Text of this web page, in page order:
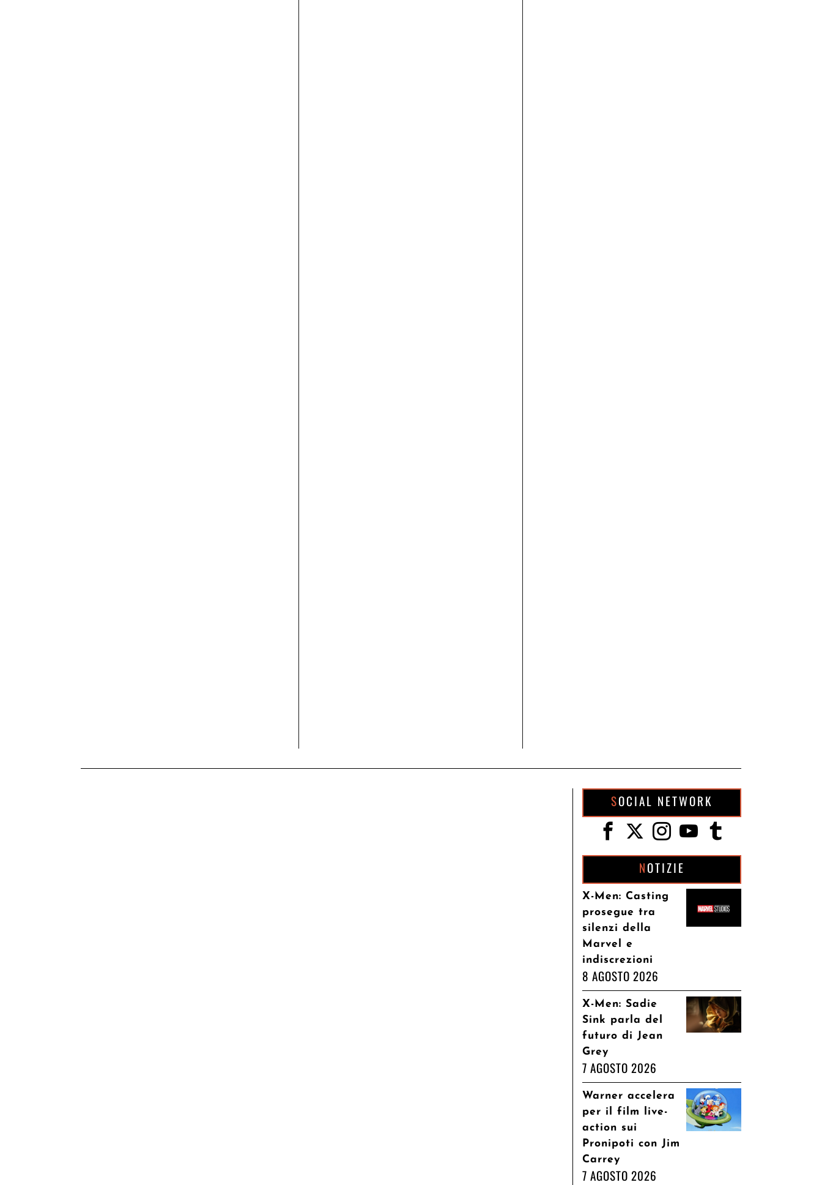
SOCIAL NETWORK
NOTIZIE
X-Men: Casting
prosegue tra
silenzi della
Marvel e
indiscrezioni
8 AGOSTO 2026
X-Men: Sadie
Sink parla del
futuro di Jean
Grey
7 AGOSTO 2026
Warner accelera
per il film live-
action sui
Pronipoti con Jim
Carrey
7 AGOSTO 2026